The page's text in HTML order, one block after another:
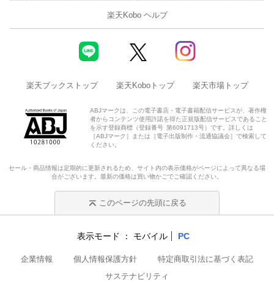
楽天Kobo ヘルプ
楽天ブックストップ 楽天Koboトップ 楽天市場トップ
ABJマークは、この電子書店・電子書籍配信サービスが、著作権
者からコンテンツ使用許諾を得た正規版配信サービスであること
を示す登録商標（登録番号 第6091713号）です。詳しくは
［ABJマーク］または［電子出版制作・流通協議会］で検索して
ください。
セール・商品情報は定期的に更新されるため、サイト内の表示価格がページによって異なる場
合がございます。最新の価格は買い物かごでご確認ください。
このページの先頭に戻る
表示モード モバイル PC
企業情報 個人情報保護方針
特定商取引法に基づく表記
サステナビリティ